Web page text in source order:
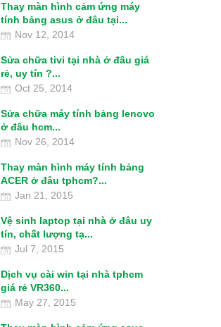
Thay màn hình cảm ứng máy
tính bảng asus ở đâu tại...
Nov 12, 2014
Sửa chữa tivi tại nhà ở đâu giá
rẻ, uy tín ?...
Oct 25, 2014
Sửa chữa máy tính bảng lenovo
ở đâu hcm...
Nov 26, 2014
Thay màn hình máy tính bảng
ACER ở đâu tphcm?...
Jan 21, 2015
Vệ sinh laptop tại nhà ở đâu uy
tín, chất lượng tạ...
Jul 7, 2015
Dịch vụ cài win tại nhà tphcm
giá rẻ VR360...
May 27, 2015